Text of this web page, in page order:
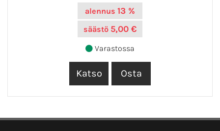
alennus 13 %
säästö 5,00 €
Varastossa